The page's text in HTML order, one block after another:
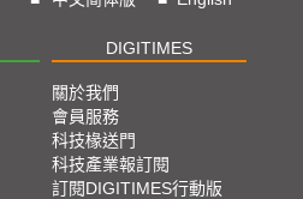
DIGITIMES
關於我們
會員服務
科技椽送門
科技產業報訂閱
訂閱DIGITIMES行動版